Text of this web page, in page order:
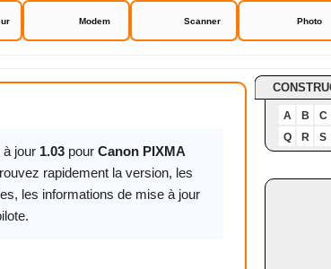
Modem Scanner Photo
Series
jour 1.03 pour Canon PIXMA
rapidement la version, les
les informations de mise à jour
A B
C
Q
R S